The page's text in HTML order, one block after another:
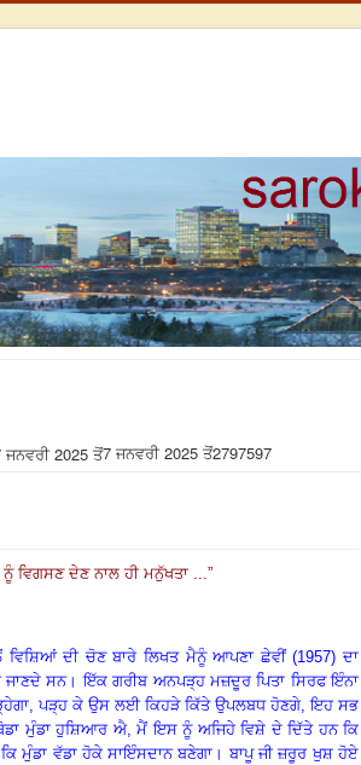
7 ਜਨਵਰੀ 2025 ਤੋਂ2797597
ਵਿਗਸਣ ਦੇਣ ਨਾਲ ਹੀ ਮਨੁੱਖਤਾ ... ”
ਦੀ ਚੋਣ ਬਾਰੇ ਲਿਖਤ ਮੈਨੂੰ ਆਪਣਾ ਛੇਵੀਂ (1957)ਦਾ
ਜਾਣਦੇ ਸਨ।ਇੱਕ ਗਰੀਬ ਅਨਪੜ੍ਹ ਮਜ਼ਦੂਰ ਪਿਤਾ ਸਿਰਫ ਇੰਨਾ
, ਪੜ੍ਹ ਕੇ ਉਸ ਲਈ ਕਿਹੜੇ ਕਿੱਤੇ ਉਪਲਬਧ ਹੋਣਗੇ,ਇਹ ਸਭ
ਮੁੰਡਾ ਹੁਸ਼ਿਆਰ ਐ, ਮੈਂ ਇਸ ਨੂੰ ਅਜਿਹੇ ਵਿਸ਼ੇ ਦੇ ਦਿੱਤੇ ਹਨ ਕਿ
ਮੁੰਡਾ ਵੱਡਾ ਹੋਕੇ ਸਾਇੰਸਦਾਨ ਬਣੇਗਾ। ਬਾਪੂ ਜੀ ਜ਼ਰੂਰ ਖੁਸ਼ ਹੋਏ